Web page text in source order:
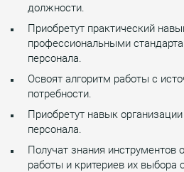
должности.
Приобретут практический
профессиональными
персонала.
Освоят алгоритм работы с
потребности.
Приобретут навык
персонала.
Получат знания инструментов
работы и критериев их выбора